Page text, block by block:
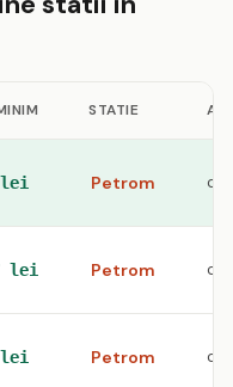
STATIE
lei Petrom
lei Petrom
lei Petrom